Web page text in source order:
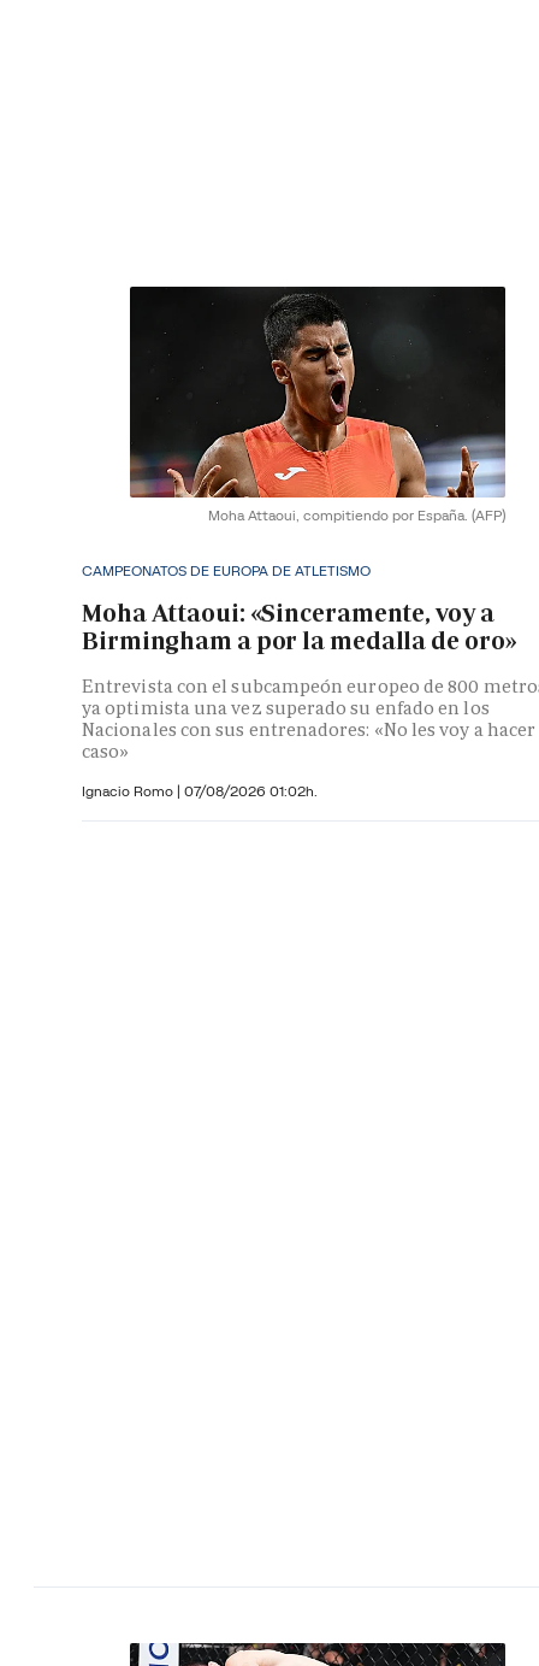
Moha Attaoui, compitiendo por España. (AFP)
CAMPEONATOS DE EUROPA DE ATLETISMO
Moha Attaoui: «Sinceramente, voy a
Birmingham a por la medalla de oro»
Entrevista con el subcampeón europeo de 800
ya optimista una vez superado su enfado en los
Nacionales con sus entrenadores: «No les voy a hacer
caso»
Ignacio Romo | 07/08/2026 01:02h.